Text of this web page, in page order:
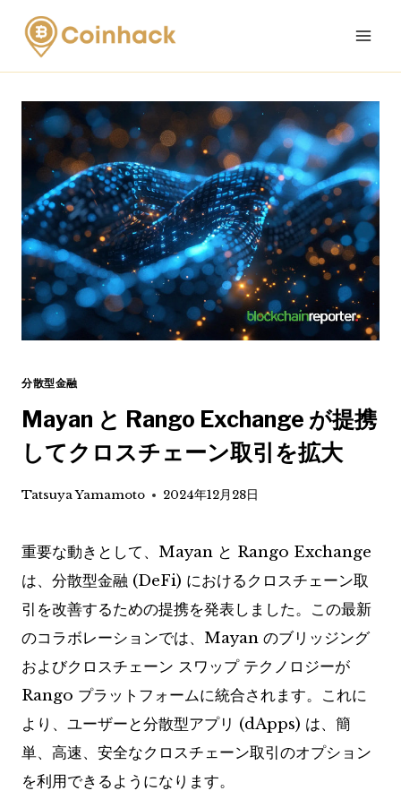
Skip
content
分散型金融
Mayan と Rango Exchange が提携
してクロスチェーン取引を拡大
Tatsuya Yamamoto 2024年12月28日
重要な動きとして、Mayan と Rango Exchange
は、分散型金融 (DeFi) におけるクロスチェーン取
引を改善するための提携を発表しました。この最新
のコラボレーションでは、Mayan のブリッジング
およびクロスチェーン スワップ テクノロジーが
Rango プラットフォームに統合されます。これに
より、ユーザーと分散型アプリ (dApps) は、簡
単、高速、安全なクロスチェーン取引のオプション
を利用できるようになります。